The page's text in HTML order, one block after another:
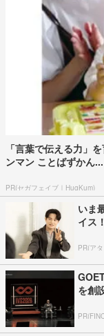
「言葉で伝える力」
ンマン ことばずかん...
PR(セガフェイブ｜HugKum)
いま
イス
PR(ア
を創